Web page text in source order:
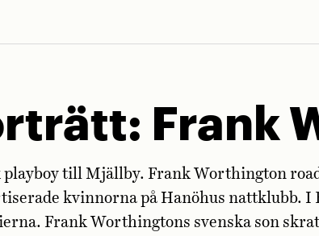
Frank
playboy till Mjällby. Frank Worthington
kvinnorna på Hanöhus nattklubb. I
Frank Worthingtons svenska son